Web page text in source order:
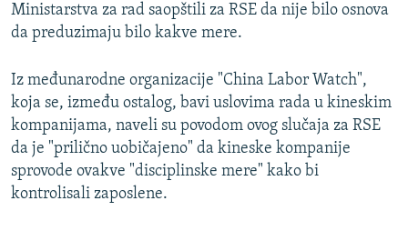
Ministarstva za rad saopštili za RSE da nije bilo osnova
da preduzimaju bilo kakve mere.
Iz međunarodne organizacije "China Labor Watch",
koja se, između ostalog, bavi uslovima rada u kineskim
kompanijama, naveli su povodom ovog slučaja za RSE
da je "prilično uobičajeno" da kineske kompanije
sprovode ovakve "disciplinske mere" kako bi
kontrolisali zaposlene.